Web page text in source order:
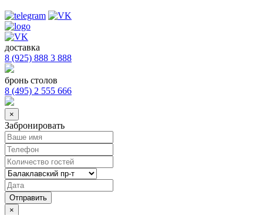
доставка
8 (925) 888 3 888
бронь столов
8 (495) 2 555 666
×
Забронировать
×